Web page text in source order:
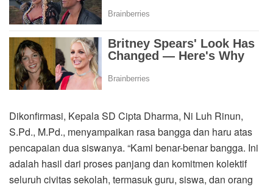
Dikonfirmasi, Kepala SD Cipta Dharma, Ni Luh Rinun,
S.Pd., M.Pd., menyampaikan rasa bangga dan haru atas
pencapaian dua siswanya. “Kami benar-benar bangga. Ini
adalah hasil dari proses panjang dan komitmen kolektif
seluruh civitas sekolah, termasuk guru, siswa, dan orang